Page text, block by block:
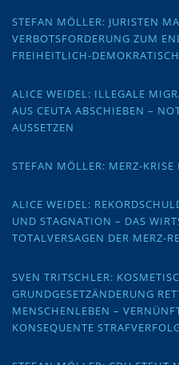
STEFAN MÖLLER: JURISTEN
VERBOTSFORDERUNG ZUM
FREIHEITLICH-
ALICE WEIDEL: ILLEGALE
AUS CEUTA ABSCHIEBEN –
AUSSETZEN
STEFAN MÖLLER: MERZ-KRISE
ALICE WEIDEL:
UND STAGNATION – DAS
TOTALVERSAGEN DER MERZ-
SVEN TRITSCHLER:
GRUNDGESETZÄNDERUNG
MENSCHENLEBEN –
KONSEQUENTE